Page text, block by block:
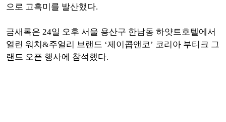
으로 고혹미를 발산했다.
금새록은 24일 오후 서울 용산구 한남동 하얏트호텔에서
열린 워치&주얼리 브랜드 ‘제이콥앤코’ 코리아 부티크 그
랜드 오픈 행사에 참석했다.